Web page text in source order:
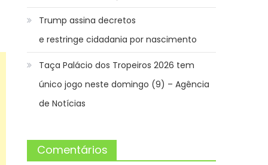
Trump assina decretos
e restringe cidadania por nascimento
Taça Palácio dos Tropeiros 2026 tem
único jogo neste domingo (9) – Agência
de Notícias
Comentários